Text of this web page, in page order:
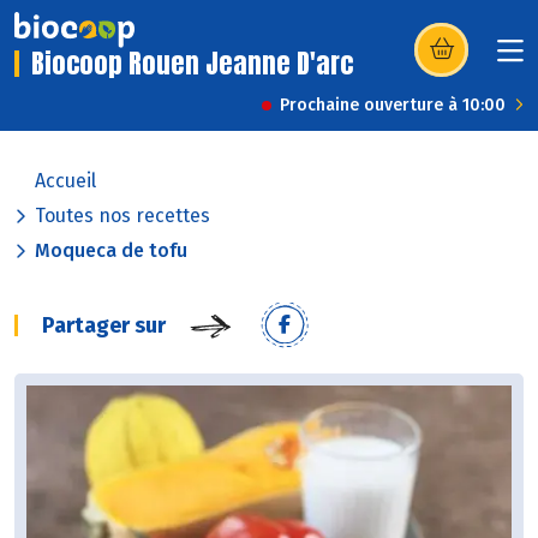
Biocoop Rouen Jeanne D'arc (s’ouvre dans
Prochaine ouverture à 10:00
Accueil
Toutes nos recettes
Moqueca de tofu
Partager sur